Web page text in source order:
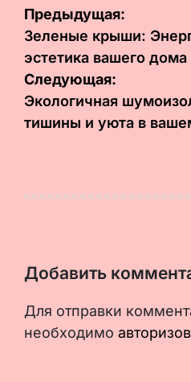
Навигация
по
записям
Предыдущая:
Зеленые крыши:
эстетика вашего дома
Следующая:
Экологичная
тишины и уюта в
Добавить
Для отправки
необходимо